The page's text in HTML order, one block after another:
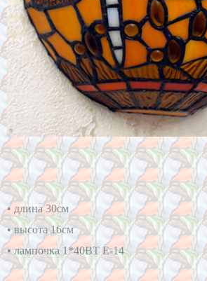
• длина 30см
• высота 16см
• лампочка 1*40BT Е-14